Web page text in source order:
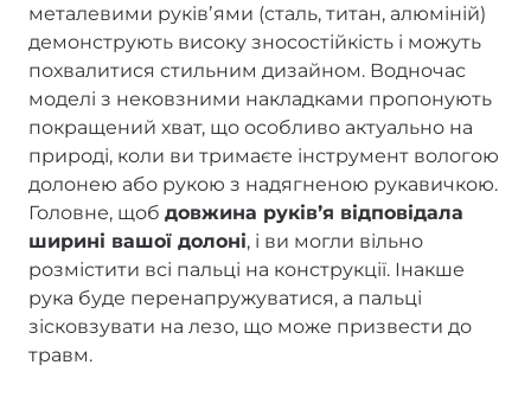
металевими руківʼями (сталь, титан, алюміній)
демонструють високу зносостійкість і можуть
похвалитися стильним дизайном. Водночас
моделі з нековзними накладками пропонують
покращений хват, що особливо актуально на
природі, коли ви тримаєте інструмент вологою
долонею або рукою з надягненою рукавичкою.
Головне, щоб довжина руківʼя відповідала
ширині вашої долоні, і ви могли вільно
розмістити всі пальці на конструкції. Інакше
рука буде перенапружуватися, а пальці
зісковзувати на лезо, що може призвести до
травм.